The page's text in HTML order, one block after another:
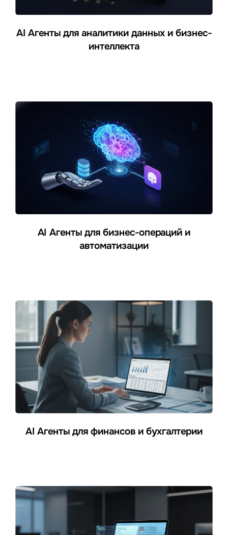
AI Агенты для аналитики данных и бизнес-
интеллекта
AI Агенты для бизнес-операций и
автоматизации
AI Агенты для финансов и бухгалтерии